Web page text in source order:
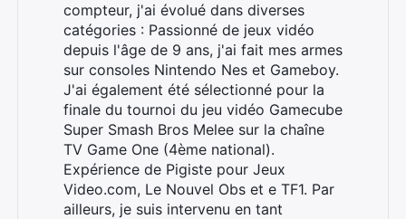
compteur, j'ai évolué dans diverses
catégories : Passionné de jeux vidéo
depuis l'âge de 9 ans, j'ai fait mes armes
sur consoles Nintendo Nes et Gameboy.
J'ai également été sélectionné pour la
finale du tournoi du jeu vidéo Gamecube
Super Smash Bros Melee sur la chaîne
TV Game One (4ème national).
Expérience de Pigiste pour Jeux
Video.com, Le Nouvel Obs et e TF1. Par
ailleurs, je suis intervenu en tant